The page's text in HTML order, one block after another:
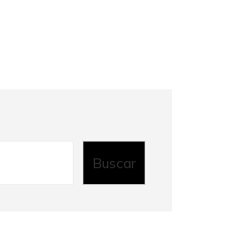
Buscar